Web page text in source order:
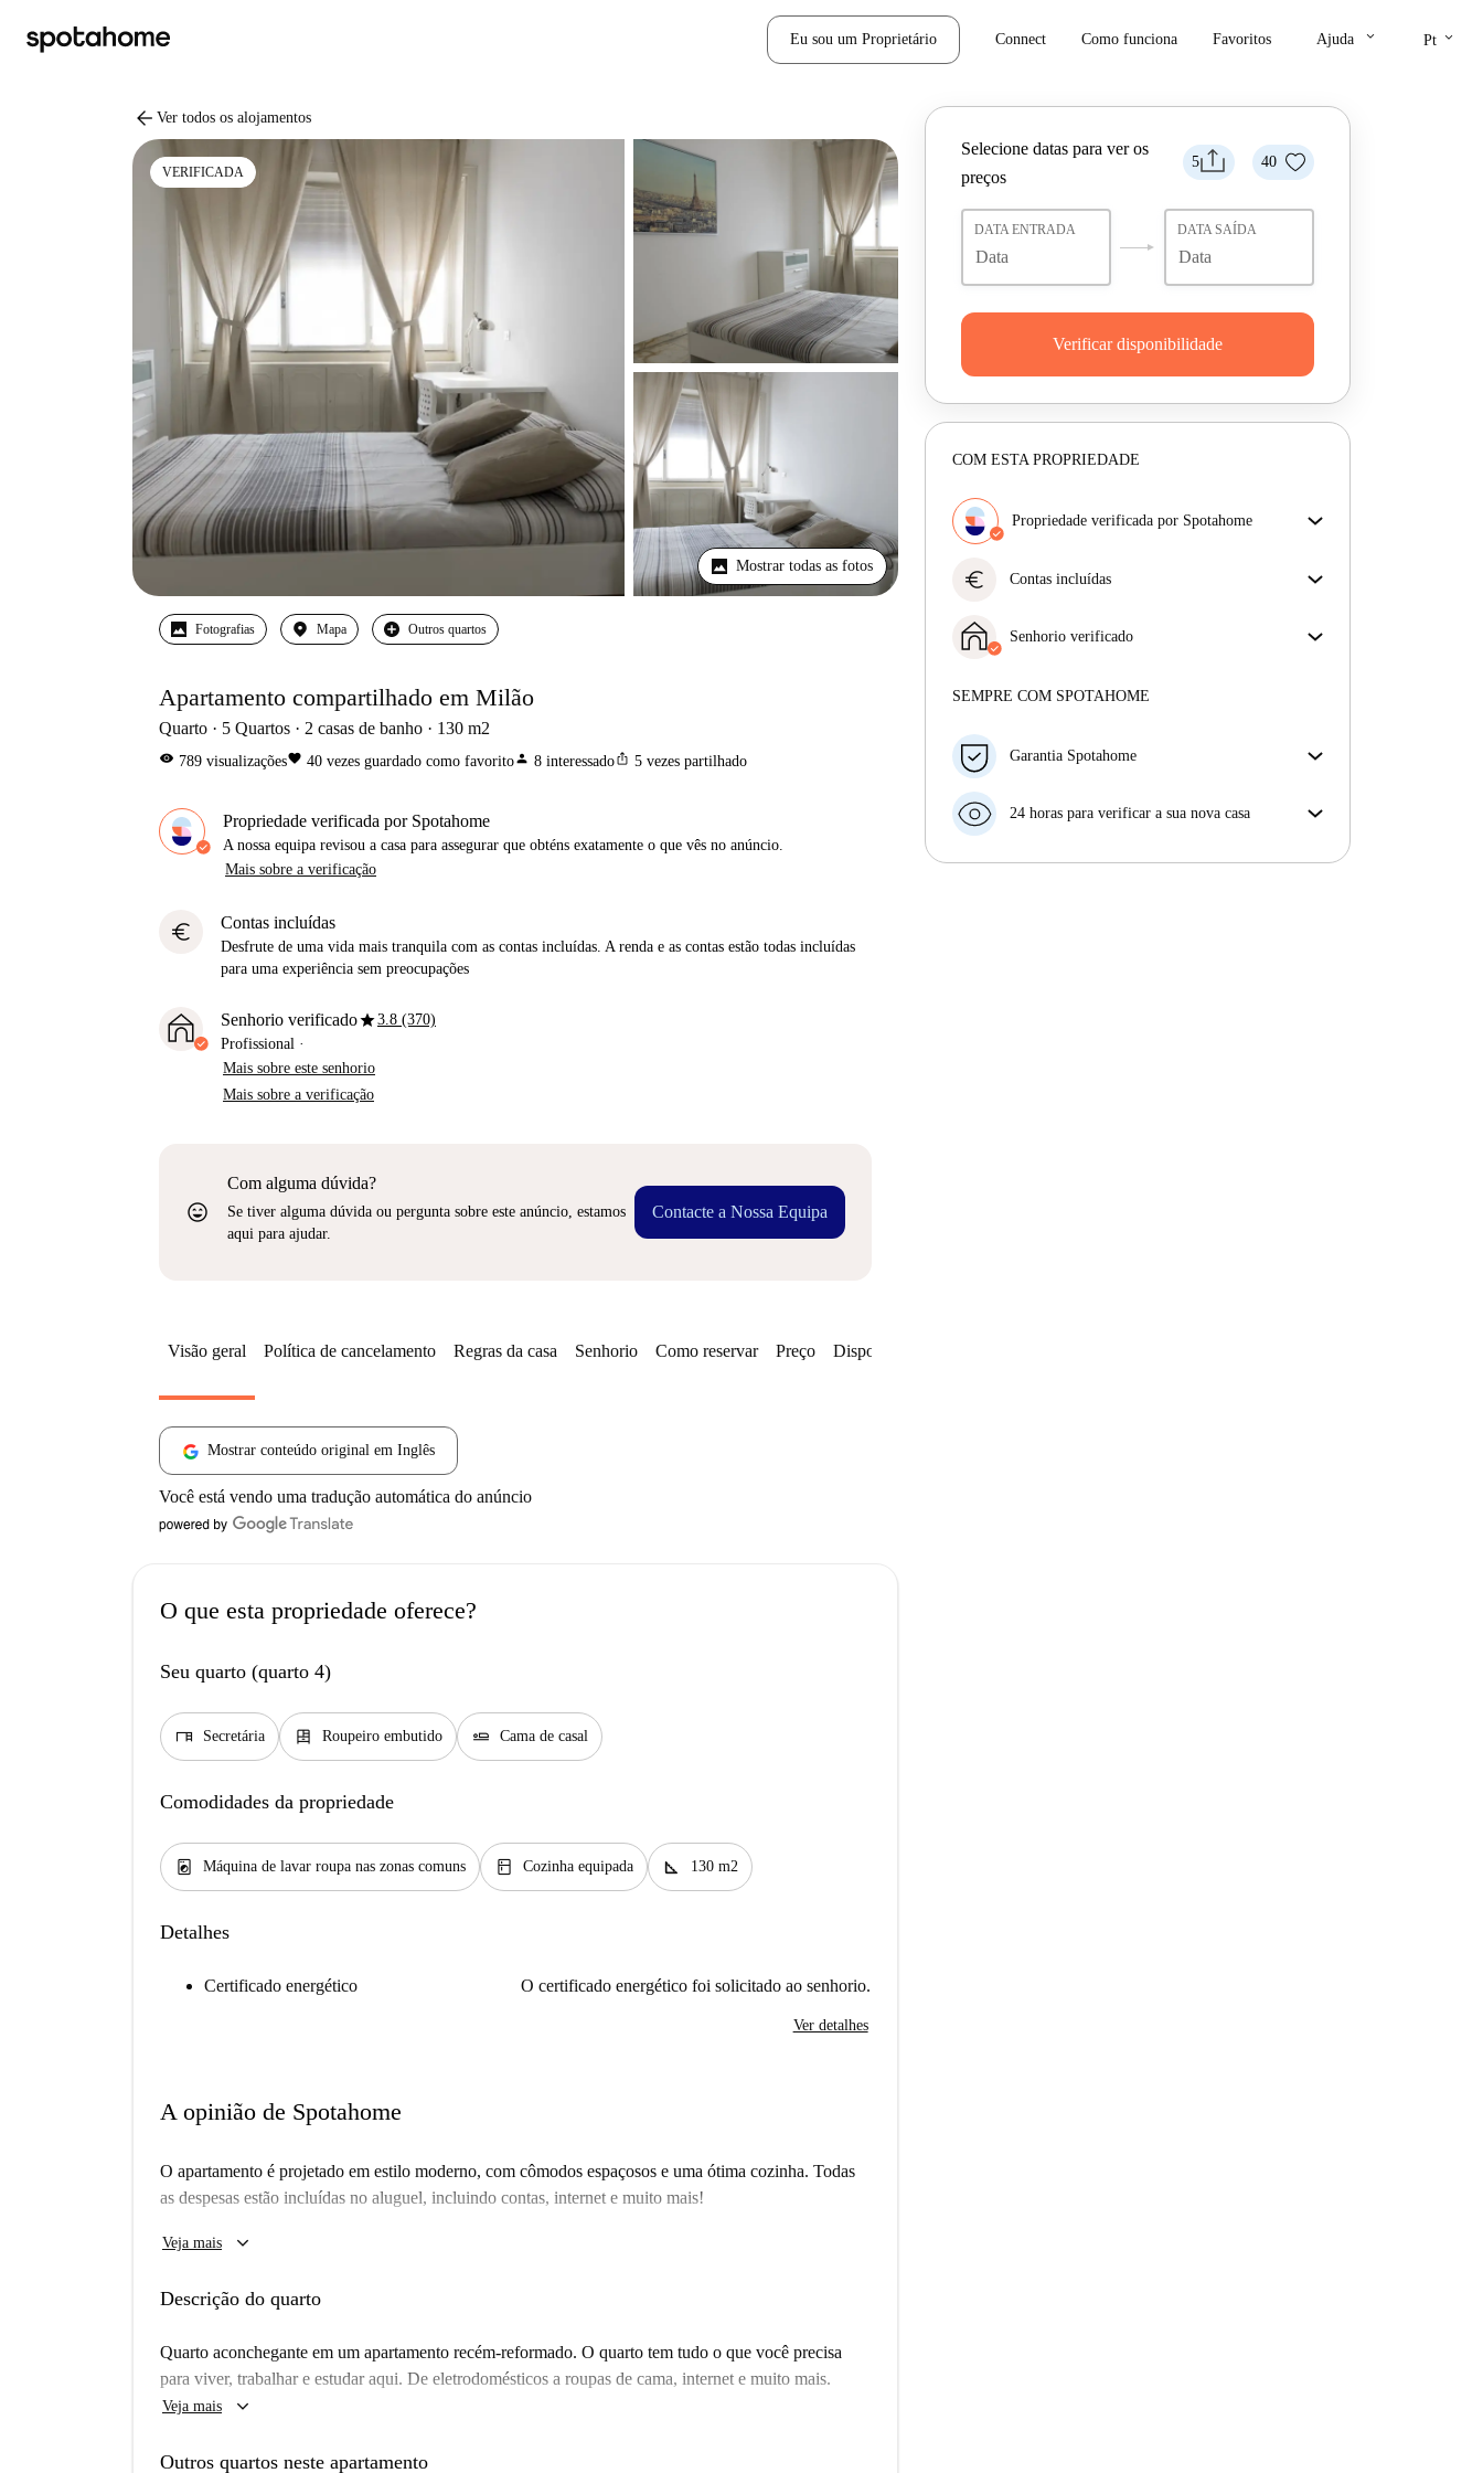
Eu sou um Proprietário Connect Como funciona Favoritos Ajuda keyboard_arrow_down Pt keyboard_arrow_down
arrow_back Ver todos os alojamentos
VERIFICADA
Mostrar todas as fotos
Fotografias Mapa Outros quartos
Apartamento compartilhado em Milão
Quarto 5 Quartos 2 casas de banho 130 m2
visibility 789 visualizaçõesfavorite 40 vezes guardado como favoritoperson 8 interessadoios_share 5 vezes partilhado
Propriedade verificada por Spotahome
A nossa equipa revisou a casa para assegurar que obténs exatamente o que vês no anúncio.
Mais sobre a verificação
euro Contas incluídas
Desfrute de uma vida mais tranquila com as contas incluídas. A renda e as contas estão todas incluídas
para uma experiência sem preocupações
Senhorio verificadostar3.8 (370)
Profissional ·
Mais sobre este senhorio
Mais sobre a verificação
sentiment_very_satisfied
Com alguma dúvida?
Se tiver alguma dúvida ou pergunta sobre este anúncio, estamos
aqui para ajudar.
Contacte a Nossa Equipa
5 40
Selecione datas para ver os
preços
DATA ENTRADA DATA SAÍDA
Verificar disponibilidade
COM ESTA PROPRIEDADE
Propriedade verificada por Spotahome
obténs exatamente o que vês no anúncio.
euro Contas incluídas
incluídas. A renda e as contas estão todas incluídas
para uma experiência sem preocupações
Senhorio verificado
Mais sobre este senhorio
SEMPRE COM SPOTAHOME
Garantia Spotahome
antecedência, nós iremos A) pagar um hotel e ajudá-
seu dinheiro na totalidade.
24 horas para verificar a sua nova casa
Visão geral Política de cancelamento Regras da casa Senhorio Como reservar Preço Disponibilidades
Mostrar conteúdo original em Inglês
Você está vendo uma tradução automática do anúncio
O que esta propriedade oferece?
Seu quarto (quarto 4)
desk Secretária dresser Roupeiro embutido airline_seat_flat Cama de casal
Comodidades da propriedade
local_laundry_service Máquina de lavar roupa nas zonas comuns kitchen Cozinha equipada square_foot 130 m2
Detalhes
Certificado energético O certificado energético foi solicitado ao senhorio.
Ver detalhes
A opinião de Spotahome
O apartamento é projetado em estilo moderno, com cômodos espaçosos e uma ótima cozinha. Todas
as despesas estão incluídas no aluguel, incluindo contas, internet e muito mais!
Piso: Mezanino
Veja mais keyboard_arrow_down
Descrição do quarto
Quarto aconchegante em um apartamento recém-reformado. O quarto tem tudo o que você precisa
para viver, trabalhar e estudar aqui. De eletrodomésticos a roupas de cama, internet e muito mais.
Veja mais keyboard_arrow_down
Outros quartos neste apartamento